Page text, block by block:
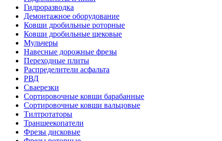
Гидроразводка
Демонтажное оборудование
Ковши дробильные роторные
Ковши дробильные щековые
Мульчеры
Навесные дорожные фрезы
Переходные плиты
Распределители асфальта
РВД
Сваерезки
Сортировочные ковши барабанные
Сортировочные ковши вальцовые
Тилтротаторы
Траншеекопатели
Фрезы дисковые